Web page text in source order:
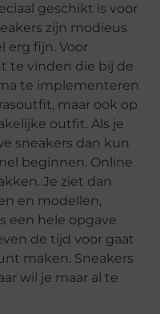
geschikt is voor
zijn modieus
erg fijn. Voor
te vinden die bij de
te implementeren
maar ook op
outfit. Als je
sneakers dan kun
beginnen. Online
Je ziet dan
en modellen,
een hele opgave
de tijd voor gaat
maken. Sneakers
wil je maar al te